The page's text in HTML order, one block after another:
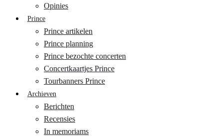
Opinies
Prince
Prince artikelen
Prince planning
Prince bezochte concerten
Concertkaartjes Prince
Tourbanners Prince
Archieven
Berichten
Recensies
In memoriams